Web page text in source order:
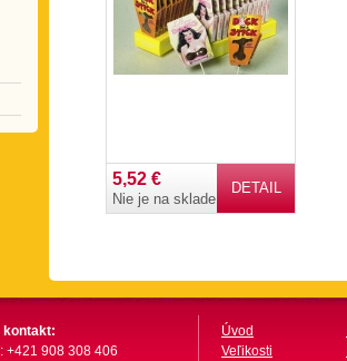
DETAIL
5,52 €
Nie je na sklade
kontakt:
+421 908 308 406
Úvod
Veľikosti